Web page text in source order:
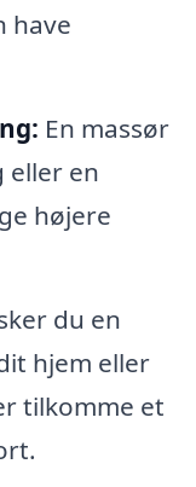
have
En massør
eller en
højere
du en
hjem eller
tilkomme et